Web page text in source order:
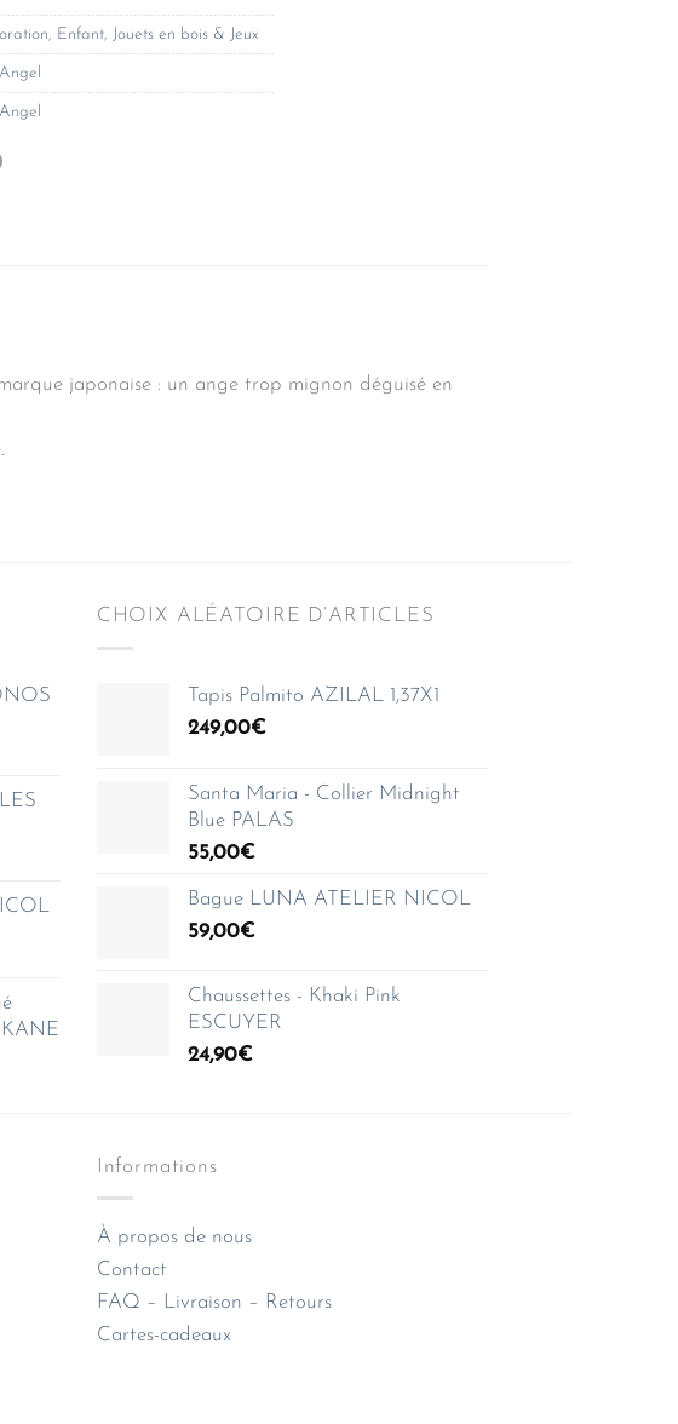
Enfant Jouets en bois & Jeux
japonaise : un ange trop mignon déguisé en
CHOIX ALÉATOIRE D’ARTICLES
Tapis Palmito AZILAL 1,37X1
249,00€
Santa Maria - Collier Midnight
Blue PALAS
55,00€
Bague LUNA ATELIER NICOL
59,00€
Chaussettes - Khaki Pink
ESCUYER
24,90€
Informations
À propos de nous
Contact
FAQ – Livraison – Retours
Cartes-cadeaux